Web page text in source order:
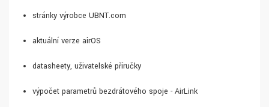
stránky výrobce UBNT.com
aktuální verze airOS
datasheety, uživatelské příručky
výpočet parametrů bezdrátového spoje - AirLink